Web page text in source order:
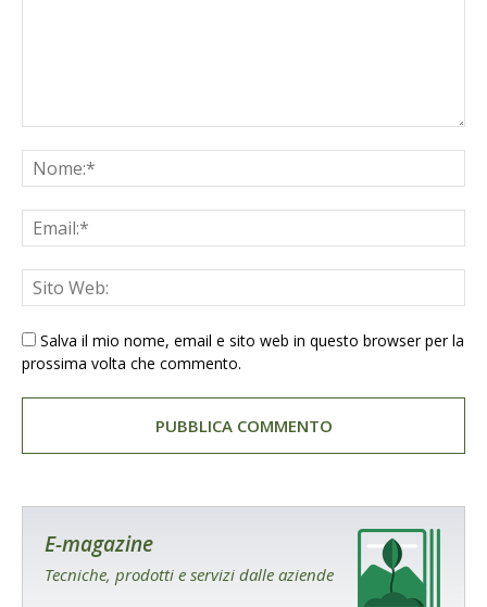
Salva il mio nome, email e sito web in questo browser per la
prossima volta che commento.
E-magazine
Tecniche, prodotti e servizi dalle aziende